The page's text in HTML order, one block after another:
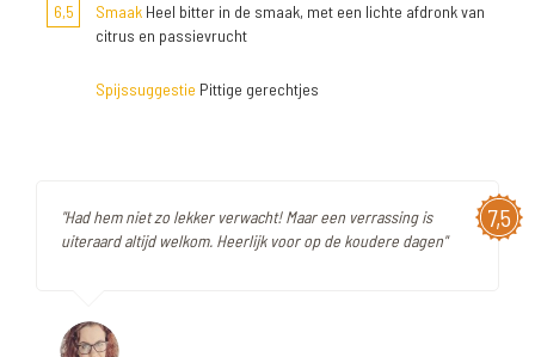
6,5 Smaak Heel bitter in de smaak, met een lichte afdronk van
citrus en passievrucht
Spijssuggestie Pittige gerechtjes
7,5
"Had hem niet zo lekker verwacht! Maar een verrassing is
uiteraard altijd welkom. Heerlijk voor op de koudere dagen"